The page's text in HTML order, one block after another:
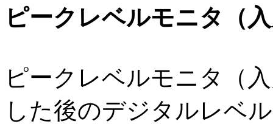
ピークレベルモニタ（
ピークレベルモニタ（
した後のデジタルレベ